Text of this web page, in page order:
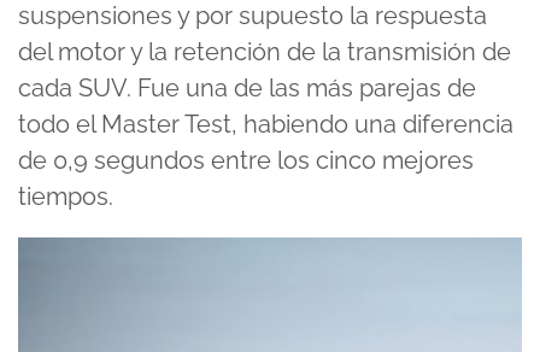
suspensiones y por supuesto la respuesta
del motor y la retención de la transmisión de
cada SUV. Fue una de las más parejas de
todo el Master Test, habiendo una diferencia
de 0,9 segundos entre los cinco mejores
tiempos.